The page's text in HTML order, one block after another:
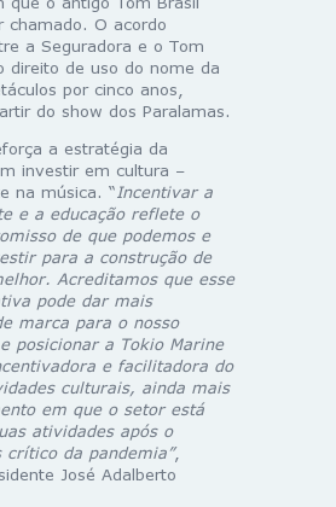
chamado. O acordo
a Seguradora e o Tom
direito de uso do nome da
por cinco anos,
do show dos Paralamas.
a estratégia da
investir em cultura –
na música. “Incentivar a
e a educação reflete o
de que podemos e
para a construção de
Acreditamos que esse
pode dar mais
marca para o nosso
posicionar a Tokio Marine
e facilitadora do
culturais, ainda mais
em que o setor está
atividades após o
crítico da pandemia”,
José Adalberto